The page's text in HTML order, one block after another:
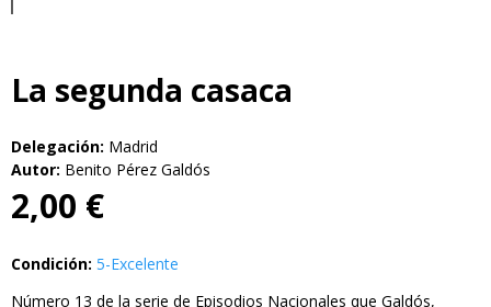
La segunda casaca
Delegación: Madrid
Autor: Benito Pérez Galdós
2,00 €
Condición: 5-Excelente
Número 13 de la serie de Episodios Nacionales que Galdós,